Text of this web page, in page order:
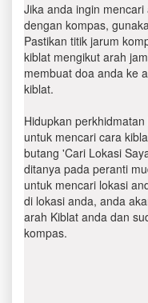
Jika anda ingin
dengan kompas,
Pastikan titik jarum
kiblat mengikut arah
membuat doa anda ke
kiblat.
Hidupkan
untuk mencari cara
butang 'Cari Lokasi
ditanya pada peranti
untuk mencari lokasi
di lokasi anda, anda
arah Kiblat anda dan
kompas.